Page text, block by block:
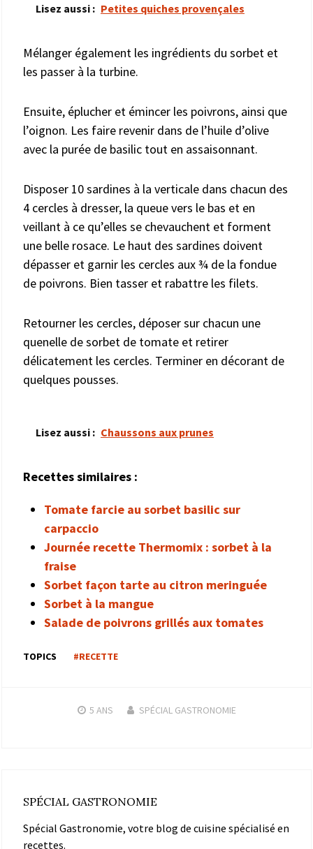
Lisez aussi : Petites quiches provençales
Mélanger également les ingrédients du sorbet et
les passer à la turbine.
Ensuite, éplucher et émincer les poivrons, ainsi que
l’oignon. Les faire revenir dans de l’huile d’olive
avec la purée de basilic tout en assaisonnant.
Disposer 10 sardines à la verticale dans chacun des
4 cercles à dresser, la queue vers le bas et en
veillant à ce qu’elles se chevauchent et forment
une belle rosace. Le haut des sardines doivent
dépasser et garnir les cercles aux ¾ de la fondue
de poivrons. Bien tasser et rabattre les filets.
Retourner les cercles, déposer sur chacun une
quenelle de sorbet de tomate et retirer
délicatement les cercles. Terminer en décorant de
quelques pousses.
Lisez aussi : Chaussons aux prunes
Recettes similaires :
Tomate farcie au sorbet basilic sur
carpaccio
Journée recette Thermomix : sorbet à la
fraise
Sorbet façon tarte au citron meringuée
Sorbet à la mangue
Salade de poivrons grillés aux tomates
TOPICS #RECETTE
5 ANS SPÉCIAL GASTRONOMIE
SPÉCIAL GASTRONOMIE
Spécial Gastronomie, votre blog de cuisine spécialisé en
recettes.